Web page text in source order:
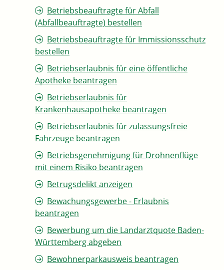
Betriebsbeauftragte für Abfall
(Abfallbeauftragte) bestellen
Betriebsbeauftragte für Immissionsschutz
bestellen
Betriebserlaubnis für eine öffentliche
Apotheke beantragen
Betriebserlaubnis für
Krankenhausapotheke beantragen
Betriebserlaubnis für zulassungsfreie
Fahrzeuge beantragen
Betriebsgenehmigung für Drohnenflüge
mit einem Risiko beantragen
Betrugsdelikt anzeigen
Bewachungsgewerbe - Erlaubnis
beantragen
Bewerbung um die Landarztquote Baden-
Württemberg abgeben
Bewohnerparkausweis beantragen